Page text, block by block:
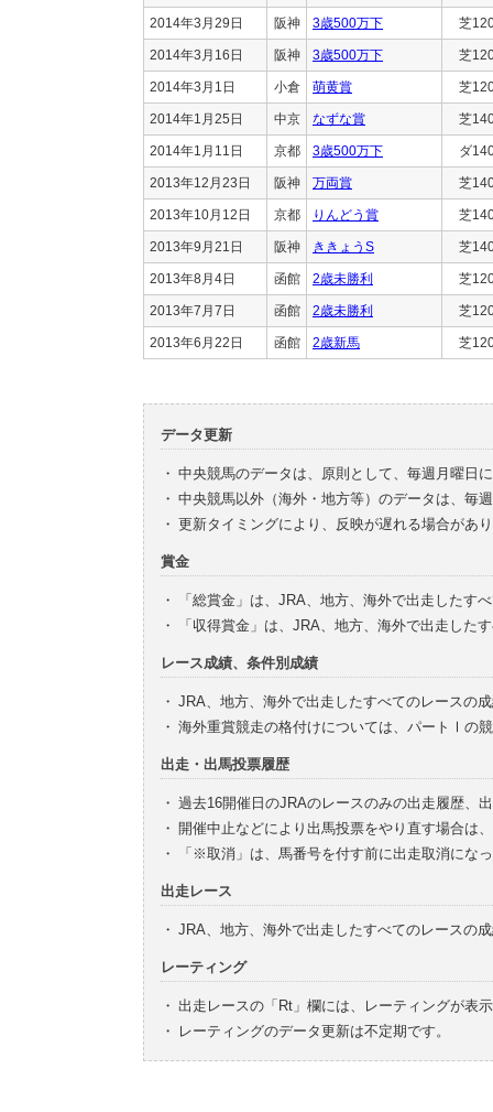
2014年3月29日 阪神 3歳500万下 芝
2014年3月16日 阪神 3歳500万下 芝
2014年3月1日 小倉 萌黄賞 芝
2014年1月25日 中京 なずな賞 芝
2014年1月11日 京都 3歳500万下 ダ
2013年12月23日 阪神 万両賞 芝
2013年10月12日 京都 りんどう賞 芝
2013年9月21日 阪神 ききょうS 芝
2013年8月4日 函館 2歳未勝利 芝
2013年7月7日 函館 2歳未勝利 芝
2013年6月22日 函館 2歳新馬 芝
データ更新
・ 中央競馬のデータは、原則として、毎週月曜日
・ 中央競馬以外（海外・地方等）のデータは、毎
・ 更新タイミングにより、反映が遅れる場合があ
賞金
・
「総賞金」は、JRA、地方、海外で出走したす
・
「収得賞金」は、JRA、地方、海外で出走した
レース成績、条件別成績
・ JRA、地方、海外で出走したすべてのレースの
・ 海外重賞競走の格付けについては、パートⅠの
出走・出馬投票履歴
・ 過去16開催日のJRAのレースのみの出走履歴、
・ 開催中止などにより出馬投票をやり直す場合は
・
「※取消」は、馬番号を付す前に出走取消にな
出走レース
・ JRA、地方、海外で出走したすべてのレースの
レーティング
・ 出走レースの「Rt」欄には、レーティングが表
・
レーティングのデータ更新は不定期です。